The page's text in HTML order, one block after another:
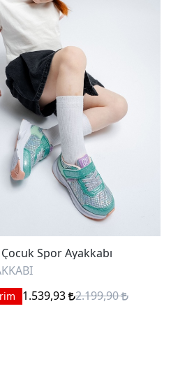
Spor Ayakkabı
1.539,93 2.199,90